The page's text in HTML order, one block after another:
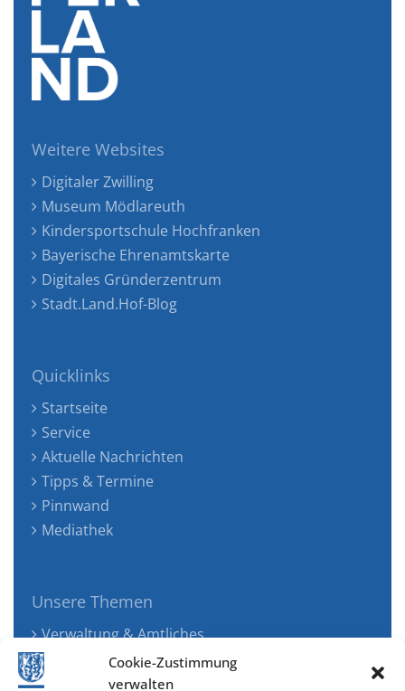
Cookie-Zustimmung
verwalten
Weitere Websites
Digitaler Zwilling
Museum Mödlareuth
Kindersportschule Hochfranken
Bayerische Ehrenamtskarte
Digitales Gründerzentrum
Stadt.Land.Hof-Blog
Quicklinks
Startseite
Service
Aktuelle Nachrichten
Tipps & Termine
Pinnwand
Mediathek
Unsere Themen
Verwaltung & Amtliches
Jugend, Familie & Gesundheit
Tourismus, Freizeit & Ökologie